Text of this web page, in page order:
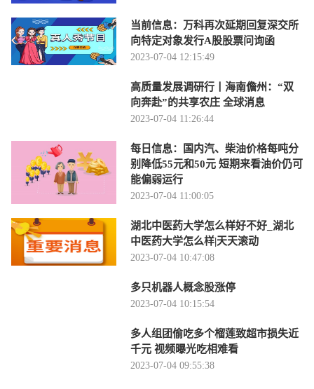
当前信息：万科再次延期回复深交所
向特定对象发行A股股票问询函
2023-07-04 12:15:49
高质量发展调研行丨海南儋州：“双
向奔赴”的共享农庄 全球消息
2023-07-04 11:26:44
每日信息：国内汽、柴油价格每吨分
别降低55元和50元 短期来看油价仍可
能偏弱运行
2023-07-04 11:00:05
湖北中医药大学怎么样好不好_湖北
中医药大学怎么样|天天滚动
2023-07-04 10:47:08
多只机器人概念股涨停
2023-07-04 10:15:54
多人组团偷吃多个榴莲致超市损失近
千元 视频曝光吃相难看
2023-07-04 09:55:38